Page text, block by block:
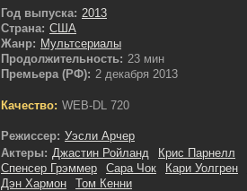
Год выпуска: 2013
Страна: США
Жанр: Мультсериалы
Продолжительность: 23 мин
Премьера (РФ): 2 декабря 2013
Качество: WEB-DL 720
Режиссер: Уэсли Арчер
Актеры: Джастин Ройланд
Крис Парнелл
Спенсер Грэммер
Сара Чок Кари Уолгрен
Дэн Хармон
Том Кенни